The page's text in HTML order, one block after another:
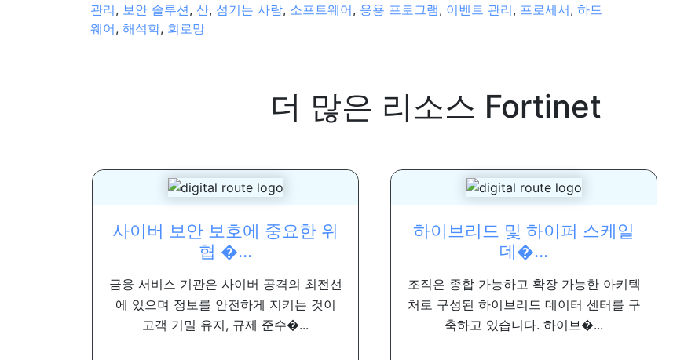
관리, 보안 솔루션, 산, 섬기는 사람, 소프트웨어, 응용 프로그램, 이벤트 관리, 프로세서, 하드
웨어, 해석학, 회로망
더 많은 리소스 Fortinet
사이버 보안 보호에 중요한 위
협 �...
금융 서비스 기관은 사이버 공격의 최전선
에 있으며 정보를 안전하게 지키는 것이
고객 기밀 유지, 규제 준수�...
하이브리드 및 하이퍼 스케일
데�...
조직은 종합 가능하고 확장 가능한 아키텍
처로 구성된 하이브리드 데이터 센터를 구
축하고 있습니다. 하이브�...